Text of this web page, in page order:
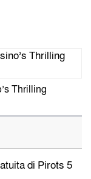
Thrilling
di Pirots 5